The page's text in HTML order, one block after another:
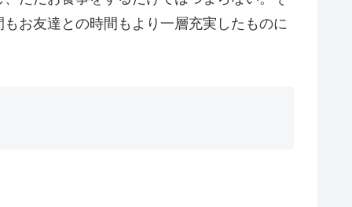
お友達との時間もより一層充実したものに